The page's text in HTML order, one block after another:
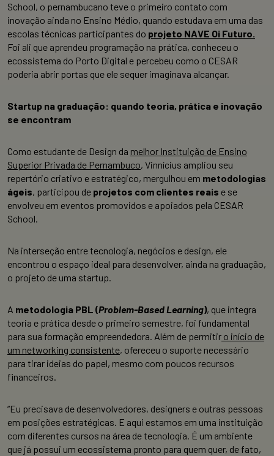
School, o pernambucano teve o primeiro contato com
inovação ainda no Ensino Médio, quando estudava em uma das
escolas técnicas participantes do projeto NAVE Oi Futuro.
Foi ali que aprendeu programação na prática, conheceu o
ecossistema do Porto Digital e percebeu como o CESAR
poderia abrir portas que ele sequer imaginava alcançar.
Startup na graduação: quando teoria, prática e inovação
se encontram
Como estudante de Design da melhor Instituição de Ensino
Superior Privada de Pernambuco, Vinnícius ampliou seu
repertório criativo e estratégico, mergulhou em metodologias
ágeis, participou de projetos com clientes reais e se
envolveu em eventos promovidos e apoiados pela CESAR
School.
Na interseção entre tecnologia, negócios e design, ele
encontrou o espaço ideal para desenvolver, ainda na graduação,
o projeto de uma startup.
A metodologia PBL (Problem-Based Learning), que integra
teoria e prática desde o primeiro semestre, foi fundamental
para sua formação empreendedora. Além de permitir o início de
um networking consistente, ofereceu o suporte necessário
para tirar ideias do papel, mesmo com poucos recursos
financeiros.
“Eu precisava de desenvolvedores, designers e outras pessoas
em posições estratégicas. E aqui estamos em uma instituição
com diferentes cursos na área de tecnologia. É um ambiente
que já possui um ecossistema pronto para quem quer, de fato,